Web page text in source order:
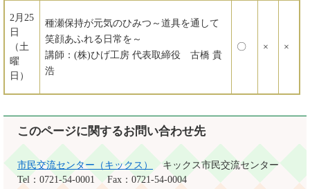
2月25
日
（土
曜
日）
種瀬保持が元気のひみつ～道具を通して
笑顔あふれる日常を～
講師：(株)ひげ工房 代表取締役 古橋 貴
浩
〇 × ×
このページに関するお問い合わせ先
市民交流センター（キックス）
キックス市民交流センター
Tel：0721-54-0001
Fax：0721-54-0004